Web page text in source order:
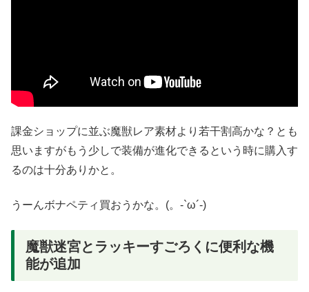
課金ショップに並ぶ魔獣レア素材より若干割高かな？とも
思いますがもう少しで装備が進化できるという時に購入す
るのは十分ありかと。
うーんボナペティ買おうかな。(。-`ω´-)
魔獣迷宮とラッキーすごろくに便利な機
能が追加